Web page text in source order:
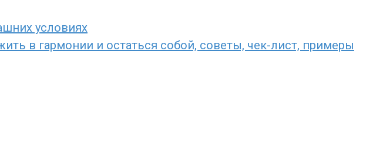
условиях
в гармонии и остаться собой, советы, чек-лист, примеры